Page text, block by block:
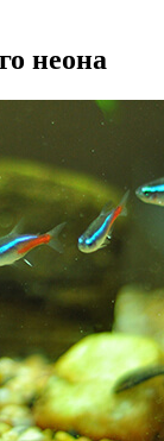
неона